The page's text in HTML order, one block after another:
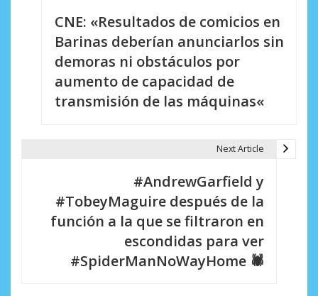
CNE: «Resultados de comicios en
Barinas deberían anunciarlos sin
demoras ni obstáculos por
aumento de capacidad de
transmisión de las máquinas«
Next Article
#AndrewGarfield y
#TobeyMaguire después de la
función a la que se filtraron en
escondidas para ver
#SpiderManNoWayHome 🕷